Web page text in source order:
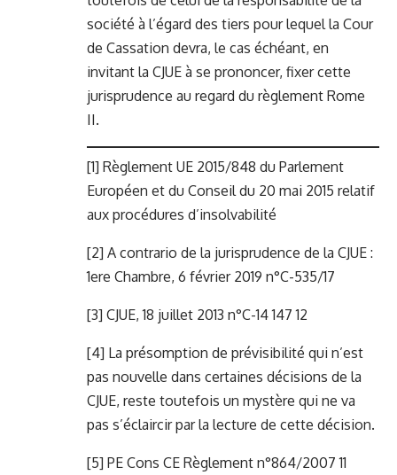
société à l’égard des tiers pour lequel la Cour
de Cassation devra, le cas échéant, en
invitant la CJUE à se prononcer, fixer cette
jurisprudence au regard du règlement Rome
II.
[1] Règlement UE 2015/848 du Parlement
Européen et du Conseil du 20 mai 2015 relatif
aux procédures d’insolvabilité
[2] A contrario de la jurisprudence de la CJUE :
1ere Chambre, 6 février 2019 n°C-535/17
[3] CJUE, 18 juillet 2013 n°C-14 147 12
[4] La présomption de prévisibilité qui n’est
pas nouvelle dans certaines décisions de la
CJUE, reste toutefois un mystère qui ne va
pas s’éclaircir par la lecture de cette décision.
[5] PE Cons CE Règlement n°864/2007 11